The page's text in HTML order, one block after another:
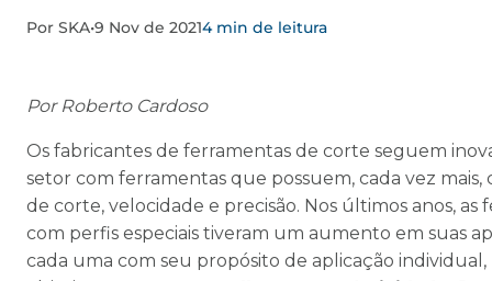
Por SKA•9 Nov de 20214 min de leitura
Por Roberto Cardoso
Os fabricantes de ferramentas de corte seguem
setor com ferramentas que possuem, cada vez mais,
de corte, velocidade e precisão. Nos últimos anos, as
com perfis especiais tiveram um aumento em suas
cada uma com seu propósito de aplicação